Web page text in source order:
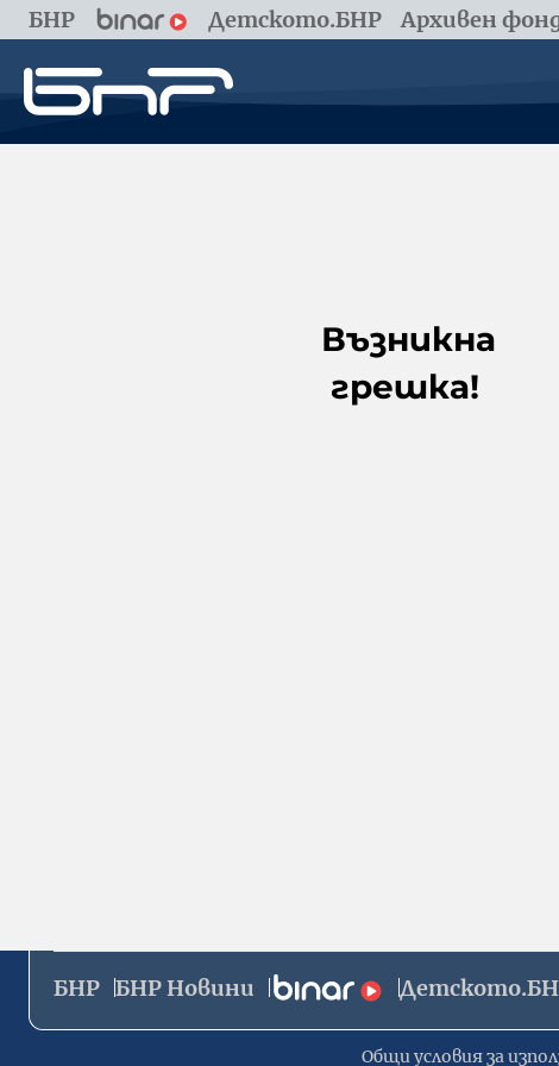
БНР Детското.БНР Архивен
Възникна
грешка!
БНР БНР Новини
Общи условия за